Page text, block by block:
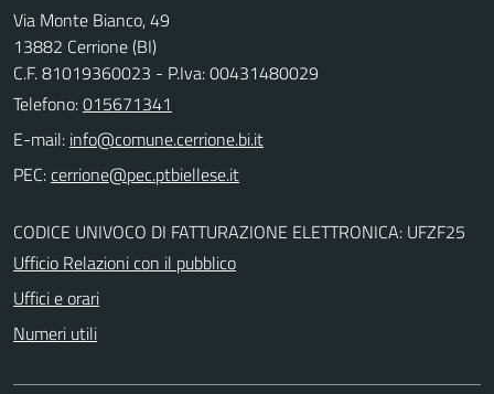
Via Monte Bianco, 49
13882 Cerrione (BI)
C.F. 81019360023 - P.Iva: 00431480029
Telefono:015671341
E-mail:
PEC:
CODICE UNIVOCO DI FATTURAZIONE ELETTRONICA: UFZF25
Ufficio Relazioni con il pubblico
Uffici e orari
Numeri utili